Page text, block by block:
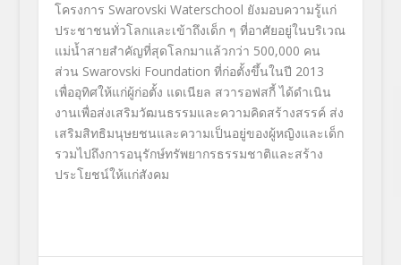
โครงการ Swarovski Waterschool ยังมอบความรู้แก่
ประชาชนทั่วโลกและเข้าถึงเด็ก ๆ ที่อาศัยอยู่ในบริเวณ
แม่น้ำสายสำคัญที่สุดโลกมาแล้วกว่า 500,000 คน
ส่วน Swarovski Foundation ที่ก่อตั้งขึ้นในปี 2013
เพื่ออุทิศให้แก่ผู้ก่อตั้ง แดเนียล สวารอฟสกี้ ได้ดำเนิน
งานเพื่อส่งเสริมวัฒนธรรมและความคิดสร้างสรรค์ ส่ง
เสริมสิทธิมนุษยชนและความเป็นอยู่ของผู้หญิงและเด็ก
รวมไปถึงการอนุรักษ์ทรัพยากรธรรมชาติและสร้าง
ประโยชน์ให้แก่สังคม